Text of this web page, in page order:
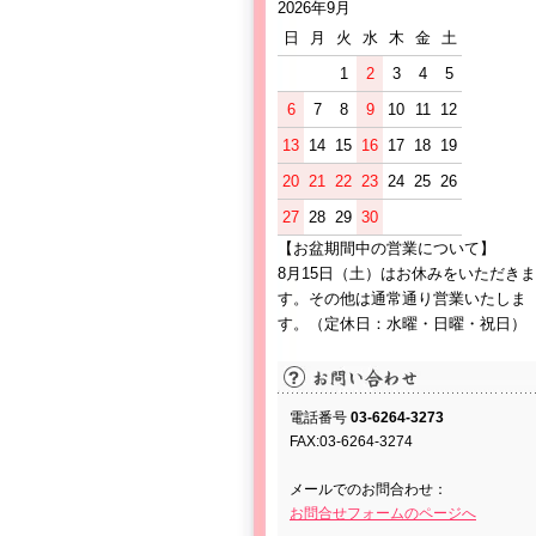
2026年9月
日
月 火 水 木 金
土
1
2 3 4
5
6
7 8 9 10 11
12
13 14 15 16 17 18 19
20 21 22 23 24 25 26
27 28 29 30
【お盆期間中の営業について】
8月15日（土）はお休みをいただきま
す。その他は通常通り営業いたしま
す。（定休日：水曜・日曜・祝日）
電話番号 03-6264-3273
FAX:03-6264-3274
メールでのお問合わせ：
お問合せフォームのページへ